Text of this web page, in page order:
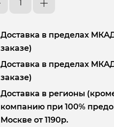
Доставка в пределах
заказе)
Доставка в пределах
заказе)
Доставка в регионы
компанию при 100%
Москве от 1190р.